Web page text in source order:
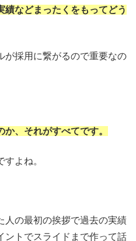
績などまったくをもってどう
が採用に繋がるので重要なの
、それがすべてです。
よね。
人の最初の挨拶で過去の実績
ントでスライドまで作って話